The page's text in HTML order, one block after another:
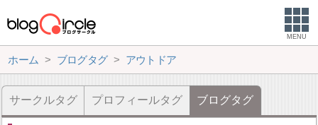
MENU
ホーム ブログタグ アウトドア
サークルタグ プロフィールタグ ブログタグ